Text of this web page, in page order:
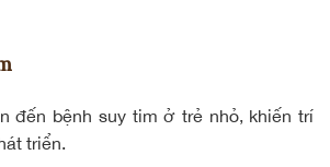
đến bệnh suy tim ở trẻ nhỏ, khiến trí
triển.